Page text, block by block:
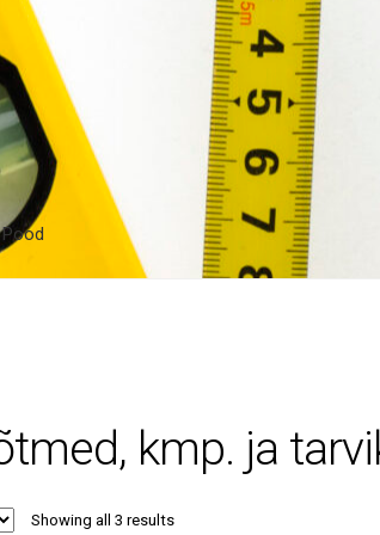
Pood
kmp. ja
Showing all 3 resultsSorted